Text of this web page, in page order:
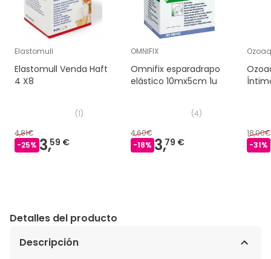
Elastomull
Elastomull Venda Haft
4 X8
(1)
4,81€
-25% 3,59 €
OMNIFIX
Omnifix esparadrapo
elástico 10mx5cm 1u
(4)
4,60€
-18% 3,79 €
18,00€
-31%
Detalles del producto
Descripción